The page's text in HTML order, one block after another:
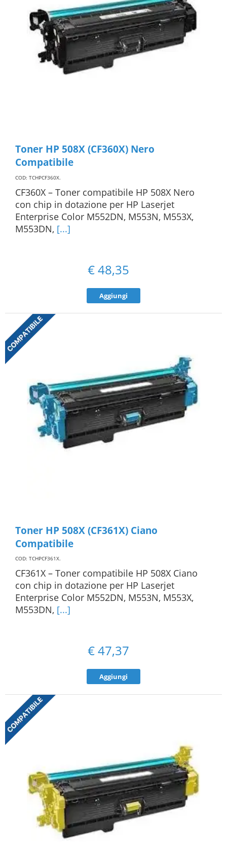
Toner HP 508X (CF360X) Nero
Compatibile
COD: TCHPCF360X.
CF360X – Toner compatibile HP 508X Nero
con chip in dotazione per HP Laserjet
Enterprise Color M552DN, M553N, M553X,
M553DN, [...]
€48,35
Aggiungi
Toner HP 508X (CF361X) Ciano
Compatibile
COD: TCHPCF361X.
CF361X – Toner compatibile HP 508X Ciano
con chip in dotazione per HP Laserjet
Enterprise Color M552DN, M553N, M553X,
M553DN, [...]
€47,37
Aggiungi